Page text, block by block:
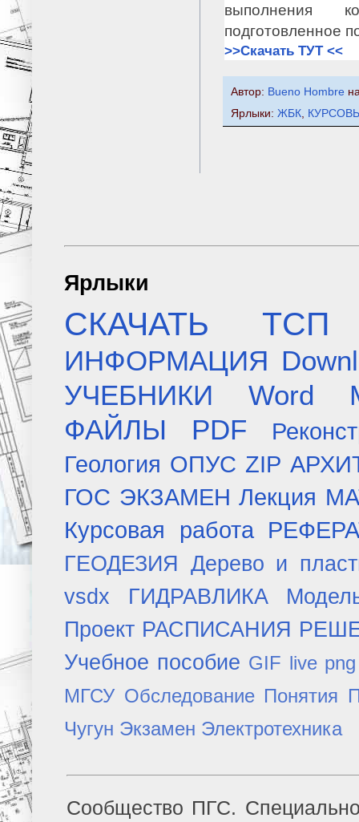
выполнения
подготовленное
>>Скачать ТУТ <<
Автор: Bueno Hombre
Ярлыки: ЖБК
Ярлыки
СКАЧАТЬ ТСП
ИНФОРМАЦИЯ
УЧЕБНИКИ
Word
ФАЙЛЫ
PDF
Геология ОПУС ZIP
ГОС ЭКЗАМЕН Лекция
Курсовая работа
ГЕОДЕЗИЯ Дерево и
vsdx
ГИДРАВЛИКА
Проект РАСПИСАНИЯ
Учебное пособие GIF live png
МГСУ Обследование Понятия
Чугун Экзамен Электротехника
Сообщество ПГС.